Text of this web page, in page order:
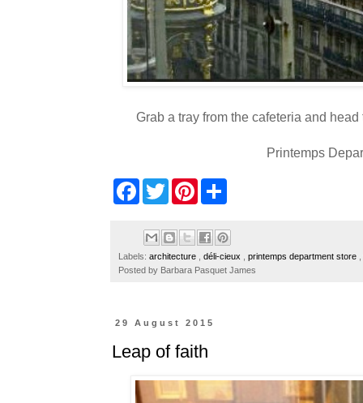
Grab a tray from the cafeteria and
Printemps
o
k
w
t
r
e
s
e
Labels: architecture déli-cieux printemps department store
Posted by Barbara Pasquet James
29 August 2015
Leap of faith